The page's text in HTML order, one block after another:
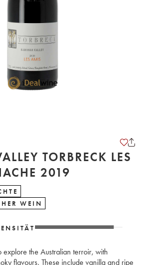
TORBRECK LES
AMIS GRENACHE 2019
WEIN
explore the Australian terroir, with
flavours. These include vanilla and ripe